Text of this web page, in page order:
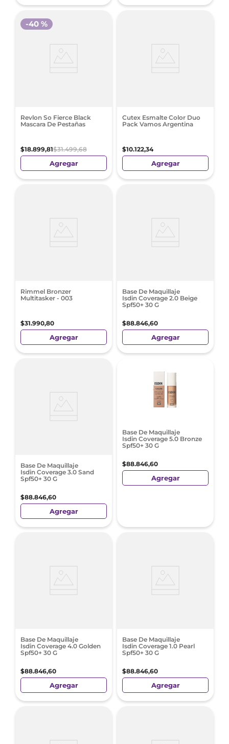
Revlon So Fierce Black
Mascara De Pestañas
$18.899,81$31.499,68
-40 %
Agregar
Cutex Esmalte Color Duo
Pack Vamos Argentina
$10.122,34
Agregar
Rimmel Bronzer
Multitasker - 003
$31.990,80
Agregar
Base De Maquillaje
Isdin Coverage 2.0 Beige
Spf50+ 30 G
$88.846,60
Agregar
Base De Maquillaje
Isdin Coverage 3.0 Sand
Spf50+ 30 G
$88.846,60
Agregar
Base De Maquillaje
Isdin Coverage 5.0 Bronze
Spf50+ 30 G
$88.846,60
Agregar
Base De Maquillaje
Isdin Coverage 4.0 Golden
Spf50+ 30 G
$88.846,60
Agregar
Base De Maquillaje
Isdin Coverage 1.0 Pearl
Spf50+ 30 G
$88.846,60
Agregar